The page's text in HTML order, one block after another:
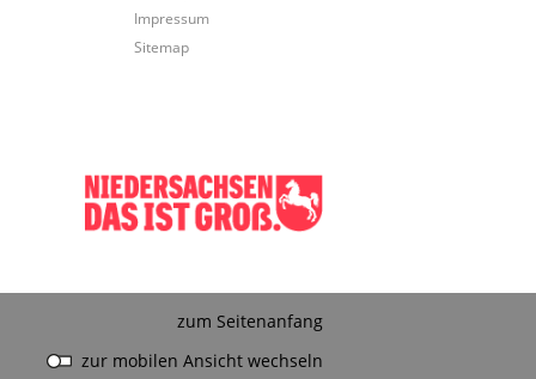
Impressum
Sitemap
zum Seitenanfang
zur mobilen Ansicht wechseln